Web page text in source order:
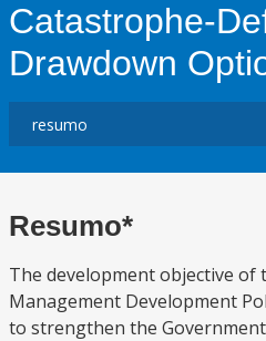
Catastrophe-
Drawdown
Resumo*
The development objective of
Management Development
to strengthen the